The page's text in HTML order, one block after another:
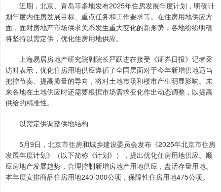
近期，北京、青岛等多地发布2025年住房发展年度计划，明确计
划年度内住房发展目标、重点任务和工作要求等。在住房用地供应方
面，面对房地产市场供求关系发生重大变化的新形势，各地纷纷明确
将坚持以需定供，优化住房用地供应。
上海易居房地产研究院副院长严跃进在接受《证券日报》记者采
访时表示，优化住房用地供应遵循了全国层面对于今年新增供地适当
把控节奏、提高质量的导向，将对土地市场和楼市产生明显影响。未
来各地在土地供应时还需要根据市场需求变化作出动态调整，以提高
供给的精准性。
以需定供调整供地结构
5月9日，北京市住房和城乡建设委员会发布《2025年北京市住房
发展年度计划》（以下简称《计划》），提出优化住房用地供应。顺
应房地产发展趋势，合理控制新增房地产用地供应，盘活存量用地。
本年度安排商品住房用地240-300公顷，保障性住房用地475公顷。